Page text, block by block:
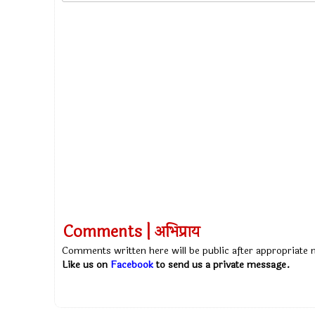
Comments | अभिप्राय
Comments written here will be public after appropriate
Like us on Facebookto send us a private message.